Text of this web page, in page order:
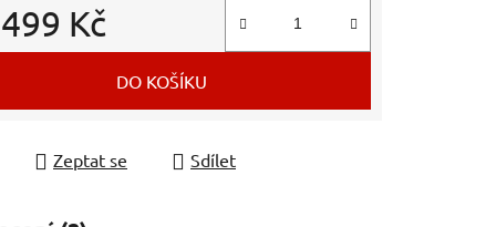
499 Kč
cena:
DO KOŠÍKU
Zeptat se Sdílet